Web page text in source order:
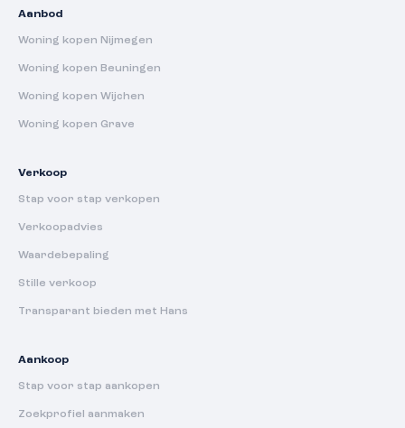
Aanbod
Woning kopen Nijmegen
Woning kopen Beuningen
Woning kopen Wijchen
Woning kopen Grave
Verkoop
Stap voor stap verkopen
Verkoopadvies
Waardebepaling
Stille verkoop
Transparant bieden met Hans
Aankoop
Stap voor stap aankopen
Zoekprofiel aanmaken